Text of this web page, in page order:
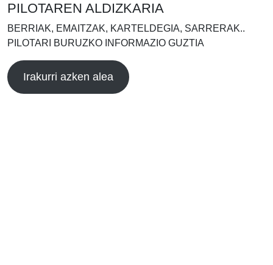
PILOTAREN ALDIZKARIA
BERRIAK, EMAITZAK, KARTELDEGIA, SARRERAK..
PILOTARI BURUZKO INFORMAZIO GUZTIA
Irakurri azken alea